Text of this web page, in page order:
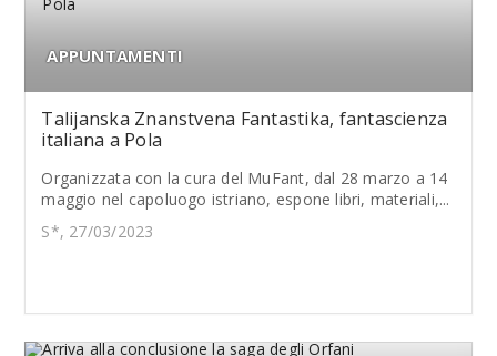
APPUNTAMENTI
Talijanska Znanstvena Fantastika, fantascienza
italiana a Pola
Organizzata con la cura del MuFant, dal 28 marzo a 14
maggio nel capoluogo istriano, espone libri, materiali,...
S*, 27/03/2023